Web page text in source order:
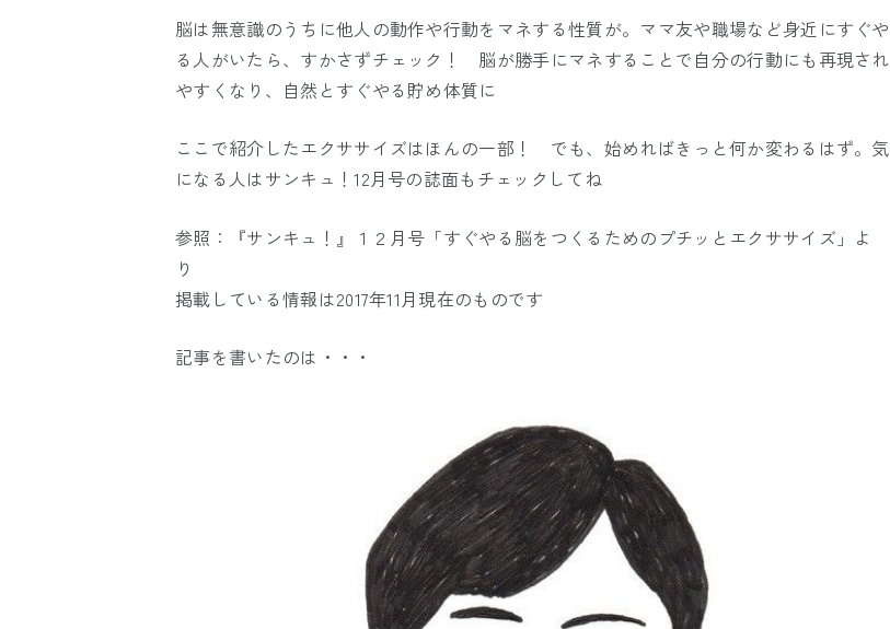
脳は無意識のうちに他人の動作や行動をマネする性質が。ママ友や職場など身近にすぐや
る人がいたら、すかさずチェック！ 脳が勝手にマネすることで自分の行動にも再現され
やすくなり、自然とすぐやる貯め体質に
ここで紹介したエクササイズはほんの一部！ でも、始めればきっと何か変わるはず。気
になる人はサンキュ！12月号の誌面もチェックしてね
参照：『サンキュ！』１２月号「すぐやる脳をつくるためのプチッとエクササイズ」よ
り
掲載している情報は2017年11月現在のものです
記事を書いたのは・・・